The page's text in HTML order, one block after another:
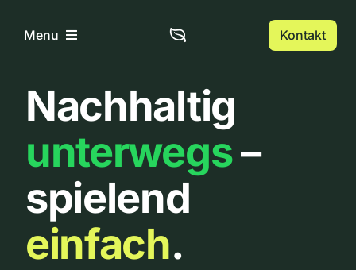
InhaltMenu
Home
Über uns
Urbanlist
Kontakt
Nachhaltig
unterwegs–
spielend
einfach.